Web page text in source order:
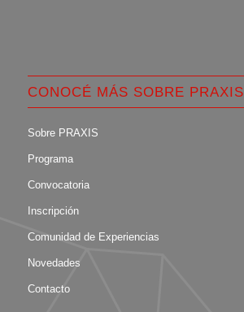
CONOCÉ MÁS SOBRE PRAXIS
Sobre PRAXIS
Programa
Convocatoria
Inscripción
Comunidad de Experiencias
Novedades
Contacto